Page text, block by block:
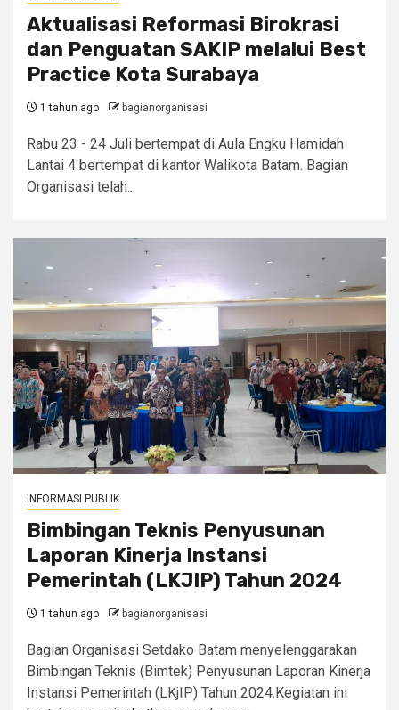
Aktualisasi Reformasi Birokrasi
dan Penguatan SAKIP melalui Best
Practice Kota Surabaya
1 tahun ago bagianorganisasi
Rabu 23 - 24 Juli bertempat di Aula Engku Hamidah
Lantai 4 bertempat di kantor Walikota Batam. Bagian
Organisasi telah...
INFORMASI PUBLIK
Bimbingan Teknis Penyusunan
Laporan Kinerja Instansi
Pemerintah (LKJIP) Tahun 2024
1 tahun ago bagianorganisasi
Bagian Organisasi Setdako Batam menyelenggarakan
Bimbingan Teknis (Bimtek) Penyusunan Laporan Kinerja
Instansi Pemerintah (LKjIP) Tahun 2024.Kegiatan ini